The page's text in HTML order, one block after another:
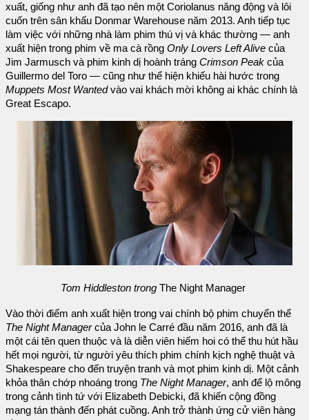
xuất, giống như anh đã tạo nên một Coriolanus năng động và lôi
cuốn trên sân khấu Donmar Warehouse năm 2013. Anh tiếp tục
làm việc với những nhà làm phim thú vị và khác thường — anh
xuất hiện trong phim về ma cà rồng Only Lovers Left Alive của
Jim Jarmusch và phim kinh dị hoành tráng Crimson Peak của
Guillermo del Toro — cũng như thể hiện khiếu hài hước trong
Muppets Most Wantedvào vai khách mời không ai khác chính là
Great Escapo.
Tom Hiddleston trong The Night Manager
Vào thời điểm anh xuất hiện trong vai chính bộ phim chuyển thể
The Night Managercủa John le Carré đầu năm 2016, anh đã là
một cái tên quen thuộc và là diễn viên hiếm hoi có thể thu hút hầu
hết mọi người, từ người yêu thích phim chính kịch nghệ thuật và
Shakespeare cho đến truyện tranh và mọt phim kinh dị. Một cảnh
khỏa thân chớp nhoáng trong The Night Manager, anh để lộ mông
trong cảnh tình tứ với Elizabeth Debicki, đã khiến cộng đồng
mạng tán thành đến phát cuồng. Anh trở thành ứng cử viên hàng